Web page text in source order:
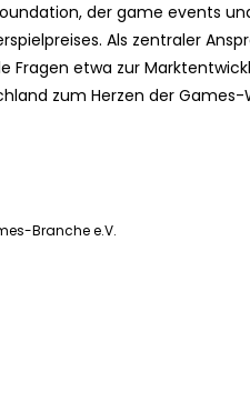
der game events
Als zentraler
Fragen etwa zur
zum Herzen der
Branche e.V.